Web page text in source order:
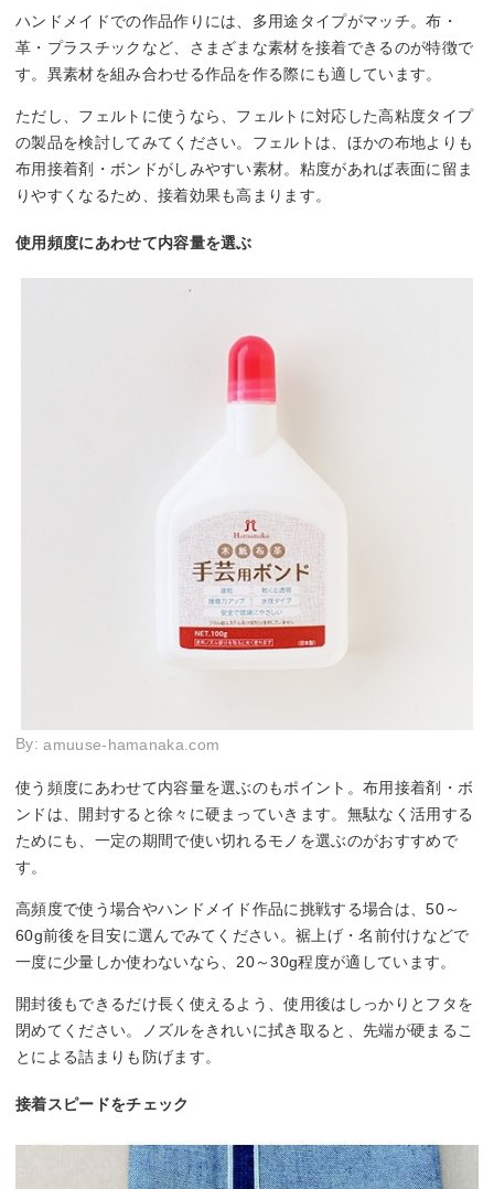
ハンドメイドでの作品作りには、多用途タイプがマッチ。布・
革・プラスチックなど、さまざまな素材を接着できるのが特徴で
す。異素材を組み合わせる作品を作る際にも適しています。
ただし、フェルトに使うなら、フェルトに対応した高粘度タイプ
の製品を検討してみてください。フェルトは、ほかの布地よりも
布用接着剤・ボンドがしみやすい素材。粘度があれば表面に留ま
りやすくなるため、接着効果も高まります。
使用頻度にあわせて内容量を選ぶ
By:amuuse-hamanaka.com
使う頻度にあわせて内容量を選ぶのもポイント。布用接着剤・ボ
ンドは、開封すると徐々に硬まっていきます。無駄なく活用する
ためにも、一定の期間で使い切れるモノを選ぶのがおすすめで
す。
高頻度で使う場合やハンドメイド作品に挑戦する場合は、50～
60g前後を目安に選んでみてください。裾上げ・名前付けなどで
一度に少量しか使わないなら、20～30g程度が適しています。
開封後もできるだけ長く使えるよう、使用後はしっかりとフタを
閉めてください。ノズルをきれいに拭き取ると、先端が硬まるこ
とによる詰まりも防げます。
接着スピードをチェック